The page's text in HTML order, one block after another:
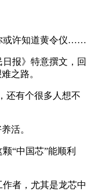
或许知道黄令仪……
报》特意撰文，回
之路。
还有个很多人想不
活。
“中国芯”能顺利
者，尤其是龙芯中